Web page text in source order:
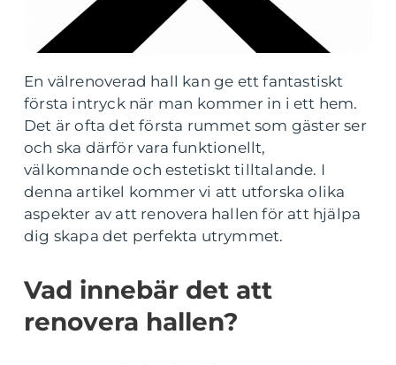
En välrenoverad hall kan ge ett fantastiskt
första intryck när man kommer in i ett hem.
Det är ofta det första rummet som gäster ser
och ska därför vara funktionellt,
välkomnande och estetiskt tilltalande. I
denna artikel kommer vi att utforska olika
aspekter av att renovera hallen för att hjälpa
dig skapa det perfekta utrymmet.
Vad innebär det att
renovera hallen?